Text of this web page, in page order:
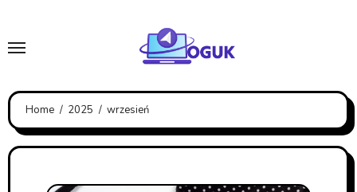
content
Home 2025 wrzesień